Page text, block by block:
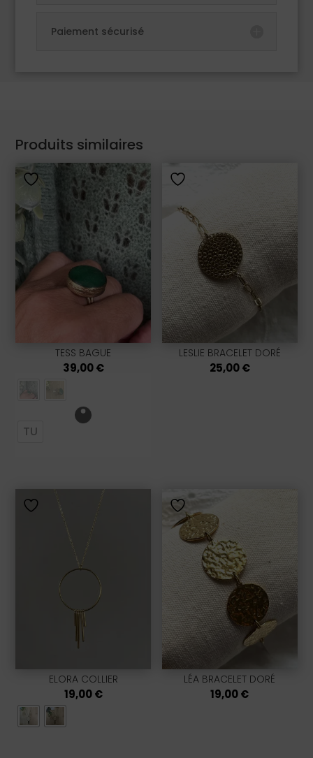
Paiement sécurisé
Produits similaires
TESS BAGUE
39,00€
TU
LESLIE BRACELET DORÉ
25,00€
ELORA COLLIER
19,00€
LÉA BRACELET DORÉ
19,00€